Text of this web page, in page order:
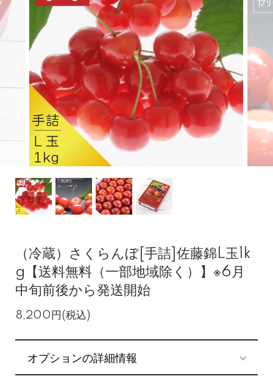
（冷蔵）さくらんぼ[手詰]佐藤錦L玉1k
g【送料無料（一部地域除く）】※6月
中旬前後から発送開始
8,200円(税込)
オプションの詳細情報